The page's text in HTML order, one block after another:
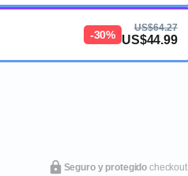
-30%
US$64.27
US$44.99
Seguro y protegido checkout